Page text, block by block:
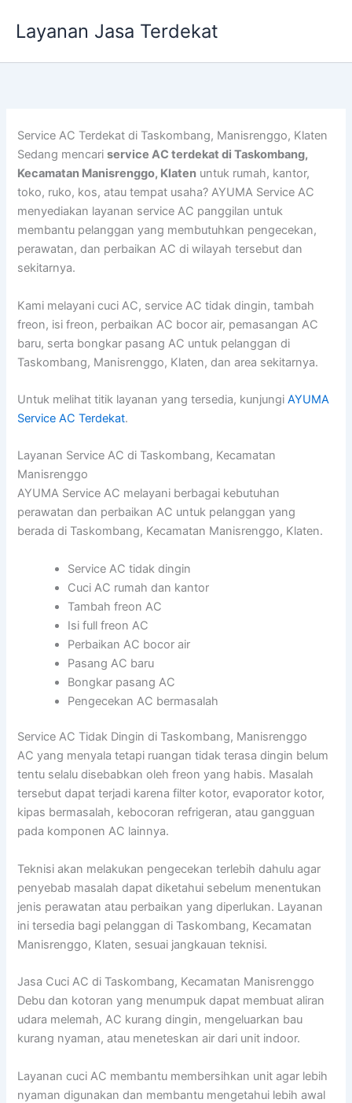
Layanan Jasa Terdekat
Service AC Terdekat di Taskombang, Manisrenggo, Klaten
Sedang mencariservice AC terdekat di Taskombang,
Kecamatan Manisrenggo, Klaten untuk rumah, kantor,
toko, ruko, kos, atau tempat usaha? AYUMA Service AC
menyediakan layanan service AC panggilan untuk
membantu pelanggan yang membutuhkan pengecekan,
perawatan, dan perbaikan AC di wilayah tersebut dan
sekitarnya.
Kami melayani cuci AC, service AC tidak dingin, tambah
freon, isi freon, perbaikan AC bocor air, pemasangan AC
baru, serta bongkar pasang AC untuk pelanggan di
Taskombang, Manisrenggo, Klaten, dan area sekitarnya.
Untuk melihat titik layanan yang tersedia, kunjungiAYUMA
Service AC Terdekat.
Layanan Service AC di Taskombang, Kecamatan
Manisrenggo
AYUMA Service AC melayani berbagai kebutuhan
perawatan dan perbaikan AC untuk pelanggan yang
berada di Taskombang, Kecamatan Manisrenggo, Klaten.
Service AC tidak dingin
Cuci AC rumah dan kantor
Tambah freon AC
Isi full freon AC
Perbaikan AC bocor air
Pasang AC baru
Bongkar pasang AC
Pengecekan AC bermasalah
Service AC Tidak Dingin di Taskombang, Manisrenggo
AC yang menyala tetapi ruangan tidak terasa dingin belum
tentu selalu disebabkan oleh freon yang habis. Masalah
tersebut dapat terjadi karena filter kotor, evaporator kotor,
kipas bermasalah, kebocoran refrigeran, atau gangguan
pada komponen AC lainnya.
Teknisi akan melakukan pengecekan terlebih dahulu agar
penyebab masalah dapat diketahui sebelum menentukan
jenis perawatan atau perbaikan yang diperlukan. Layanan
ini tersedia bagi pelanggan di Taskombang, Kecamatan
Manisrenggo, Klaten, sesuai jangkauan teknisi.
Jasa Cuci AC di Taskombang, Kecamatan Manisrenggo
Debu dan kotoran yang menumpuk dapat membuat aliran
udara melemah, AC kurang dingin, mengeluarkan bau
kurang nyaman, atau meneteskan air dari unit indoor.
Layanan cuci AC membantu membersihkan unit agar lebih
nyaman digunakan dan membantu mengetahui lebih awal